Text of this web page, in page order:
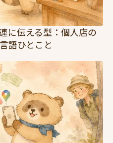
に伝える型：個人店の
語ひとこと